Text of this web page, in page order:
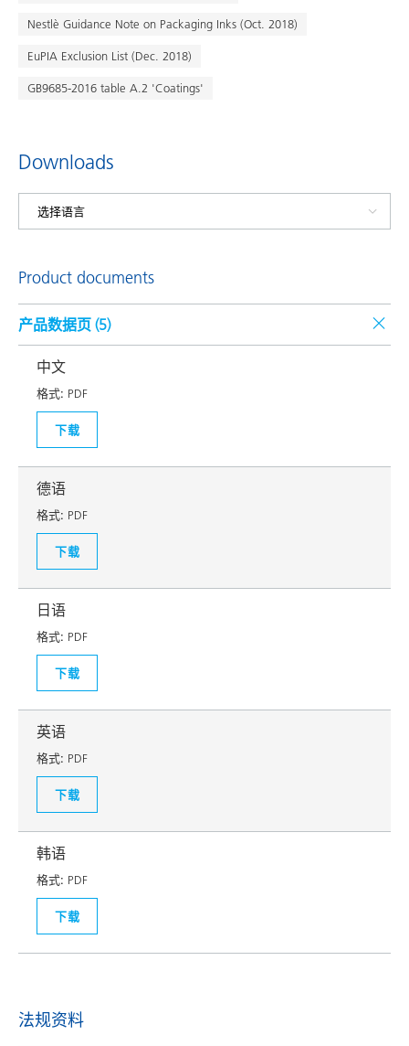
Nestlè Guidance Note on Packaging Inks (Oct. 2018)
EuPIA Exclusion List (Dec. 2018)
GB9685-2016 table A.2 'Coatings'
Downloads
Product documents
产品数据页 (5)
中文
格式: PDF
下载
德语
格式: PDF
下载
日语
格式: PDF
下载
英语
格式: PDF
下载
韩语
格式: PDF
下载
法规资料